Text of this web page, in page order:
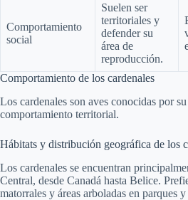
Comportamiento
social
Suelen ser
territoriales y
defender su
área de
reproducción.
Comportamiento de los cardenales
Los cardenales son aves conocidas por
comportamiento territorial.
Hábitats y distribución geográfica de los
Los cardenales se encuentran
Central, desde Canadá hasta Belice.
matorrales y áreas arboladas en parques